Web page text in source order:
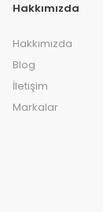
Hakkımızda
Hakkımızda
Blog
İletişim
Markalar